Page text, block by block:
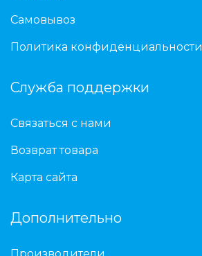
Самовывоз
Политика конфиденциальности
Служба поддержки
Связаться с нами
Возврат товара
Карта сайта
Дополнительно